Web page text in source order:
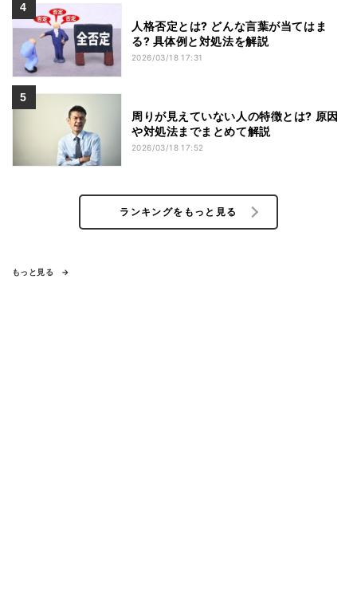
人格否定とは? どんな言葉が当てはま
る? 具体例と対処法を解説
2026/03/18 17:31
周りが見えていない人の特徴とは? 原因
や対処法までまとめて解説
2026/03/18 17:52
ランキングをもっと見る
もっと見る